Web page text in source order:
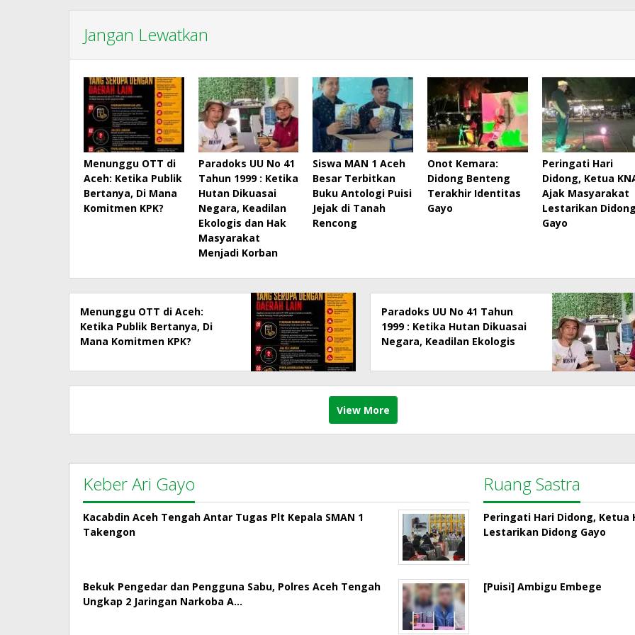
Jangan Lewatkan
Menunggu OTT di
Aceh: Ketika Publik
Bertanya, Di Mana
Komitmen KPK?
Paradoks UU No 41
Tahun 1999 : Ketika
Hutan Dikuasai
Negara, Keadilan
Ekologis dan Hak
Masyarakat
Menjadi Korban
Siswa MAN 1 Aceh
Besar Terbitkan
Buku Antologi Puisi
Jejak di Tanah
Rencong
Onot Kemara:
Didong Benteng
Terakhir Identitas
Gayo
Peringati Hari
Didong, Ketua
Ajak Masyarakat
Lestarikan
Gayo
Menunggu OTT di Aceh:
Ketika Publik Bertanya, Di
Mana Komitmen KPK?
Paradoks UU No 41 Tahun
1999 : Ketika Hutan Dikuasai
Negara, Keadilan Ekologis
Korban
View More
Keber Ari Gayo
Kacabdin Aceh Tengah Antar Tugas Plt Kepala SMAN 1
Takengon
Bekuk Pengedar dan Pengguna Sabu, Polres Aceh Tengah
Ungkap 2 Jaringan Narkoba A…
Ruang Sastra
Peringati Hari Didong, Ketua
Lestarikan Didong Gayo
[Puisi] Ambigu Embege